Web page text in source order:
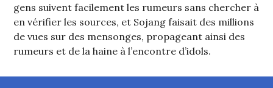
gens suivent facilement les rumeurs sans chercher à
en vérifier les sources, et Sojang faisait des millions
de vues sur des mensonges, propageant ainsi des
rumeurs et de la haine à l’encontre d’idols.